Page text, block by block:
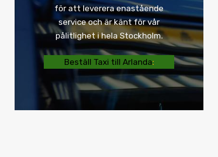
för att leverera enastående
service och är känt för vår
pålitlighet i hela Stockholm.
Beställ Taxi till Arlanda: